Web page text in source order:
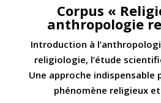
Corpus «
anthropologie
Introduction à
religiologie, l’étude
Une approche indispensable
phénomène religieux